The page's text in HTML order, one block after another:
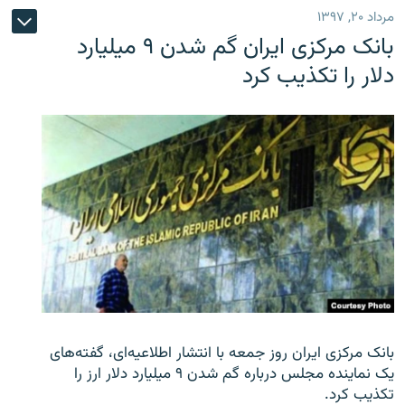
مرداد ۲۰, ۱۳۹۷
بانک مرکزی ایران گم شدن ۹ میلیارد
دلار را تکذیب کرد
بانک مرکزی ایران روز جمعه با انتشار اطلاعیه‌ای، گفته‌های
یک نماینده مجلس درباره گم شدن ۹ میلیارد دلار ارز را
تکذیب کرد.